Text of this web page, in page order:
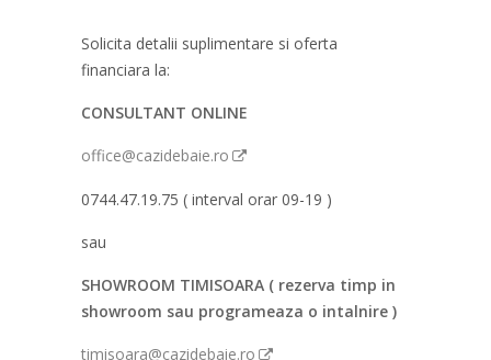
Solicita detalii suplimentare si oferta
financiara la:
CONSULTANT ONLINE
office@cazidebaie.ro
0744.47.19.75 ( interval orar 09-19 )
sau
SHOWROOM TIMISOARA ( rezerva timp in
showroom sau programeaza o intalnire )
timisoara@cazidebaie.ro